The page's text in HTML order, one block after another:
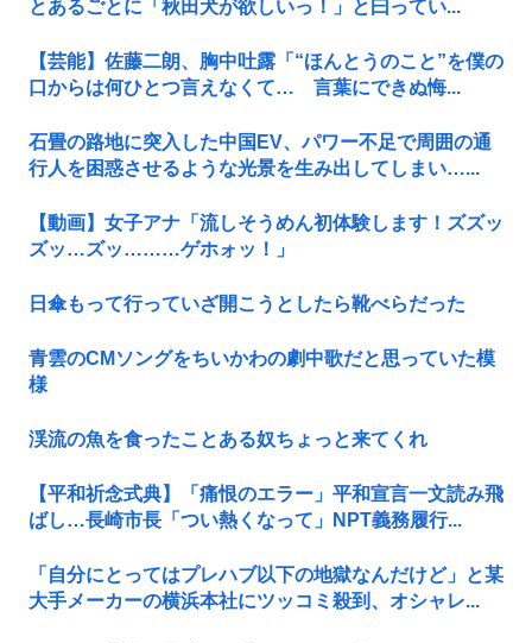
とあるごとに「秋田犬が欲しいっ！」と曰ってい...
【芸能】佐藤二朗、胸中吐露「“ほんとうのこと”を僕の
口からは何ひとつ言えなくて… 言葉にできぬ悔...
石畳の路地に突入した中国EV、パワー不足で周囲の通
行人を困惑させるような光景を生み出してしまい…...
【動画】女子アナ「流しそうめん初体験します！ズズッ
ズッ…ズッ………ゲホォッ！」
日傘もって行っていざ開こうとしたら靴べらだった
青雲のCMソングをちいかわの劇中歌だと思っていた模
様
渓流の魚を食ったことある奴ちょっと来てくれ
【平和祈念式典】「痛恨のエラー」平和宣言一文読み飛
ばし…長崎市長「つい熱くなって」NPT義務履行...
「自分にとってはプレハブ以下の地獄なんだけど」と某
大手メーカーの横浜本社にツッコミ殺到、オシャレ...